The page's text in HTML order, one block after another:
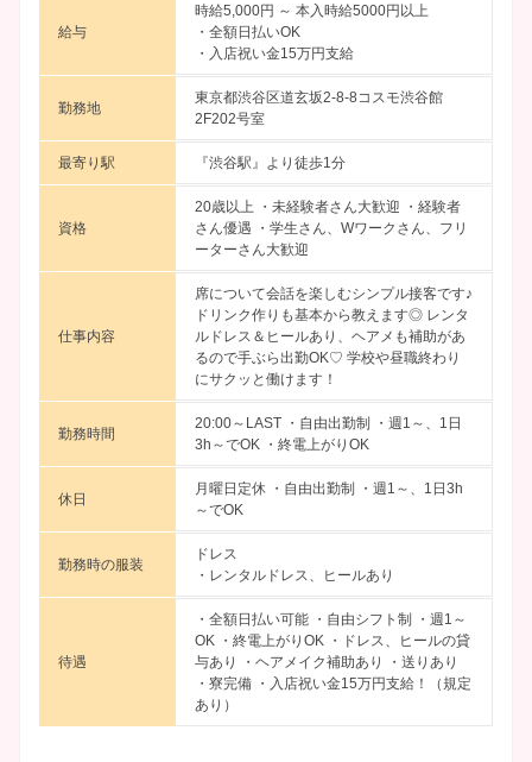
給与
時給5,000円 ～ 本入時給5000円以上
・全額日払いOK
・入店祝い金15万円支給
勤務地
東京都渋谷区道玄坂2-8-8コスモ渋谷館
2F202号室
最寄り駅 『渋谷駅』より徒歩1分
資格
20歳以上 ・未経験者さん大歓迎 ・経験者
さん優遇 ・学生さん、Wワークさん、フリ
ーターさん大歓迎
仕事内容
席について会話を楽しむシンプル接客です♪
ドリンク作りも基本から教えます◎ レンタ
ルドレス＆ヒールあり、ヘアメも補助があ
るので手ぶら出勤OK♡ 学校や昼職終わり
にサクッと働けます！
勤務時間
20:00～LAST ・自由出勤制 ・週1～、1日
3h～でOK ・終電上がりOK
休日
月曜日定休 ・自由出勤制 ・週1～、1日3h
～でOK
勤務時の服装
ドレス
・レンタルドレス、ヒールあり
待遇
・全額日払い可能 ・自由シフト制 ・週1～
OK ・終電上がりOK ・ドレス、ヒールの貸
与あり ・ヘアメイク補助あり ・送りあり
・寮完備 ・入店祝い金15万円支給！（規定
あり）